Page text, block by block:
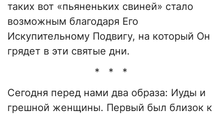
таких вот «пьяненьких свиней» стало
возможным благодаря Его
Искупительному Подвигу, на который Он
грядет в эти святые дни.
* * *
Сегодня перед нами два образа: Иуды и
грешной женщины. Первый был близок к